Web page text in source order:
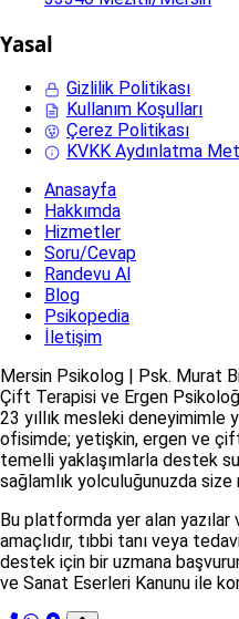
Yasal
Gizlilik Politikası
Kullanım Koşulları
Çerez Politikası
KVKK Aydınlatma
Anasayfa
Hakkımda
Hizmetler
Soru/Cevap
Randevu Al
Blog
Psikopedia
İletişim
Mersin Psikolog | Psk. Murat
Çift Terapisi ve Ergen
23 yıllık mesleki deneyimimle
ofisimde; yetişkin, ergen ve
temelli yaklaşımlarla destek
sağlamlık yolculuğunuzda
Bu platformda yer alan
amaçlıdır, tıbbi tanı veya
destek için bir uzmana
ve Sanat Eserleri Kanunu ile